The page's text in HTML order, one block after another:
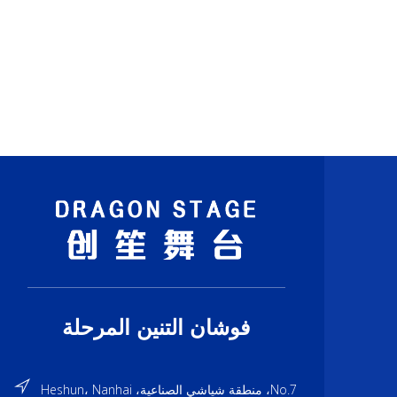
فوشان التنين المرحلة
No.7، منطقة شياشي الصناعية، Heshun، Nanhai